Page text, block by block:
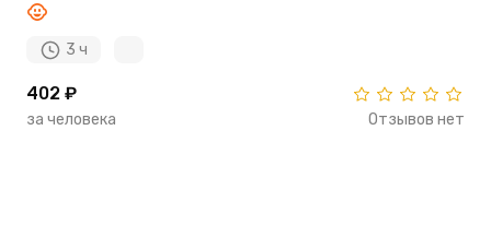
3 ч
402 ₽
за человека Отзывов нет